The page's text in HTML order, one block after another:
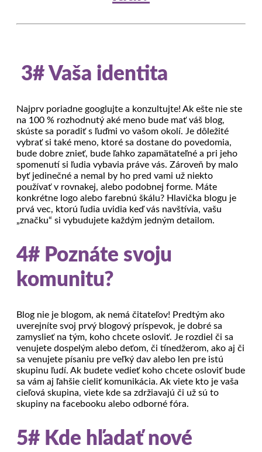
3# Vaša identita
Najprv poriadne googlujte a konzultujte! Ak ešte nie ste
na 100 % rozhodnutý aké meno bude mať váš blog,
skúste sa poradiť s ľuďmi vo vašom okolí. Je dôležité
vybrať si také meno, ktoré sa dostane do povedomia,
bude dobre znieť, bude ľahko zapamätateľné a pri jeho
spomenutí si ľudia vybavia práve vás. Zároveň by malo
byť jedinečné a nemal by ho pred vami už niekto
používať v rovnakej, alebo podobnej forme. Máte
konkrétne logo alebo farebnú škálu? Hlavička blogu je
prvá vec, ktorú ľudia uvidia keď vás navštívia, vašu
„značku“ si vybudujete každým jedným detailom.
4# Poznáte svoju
komunitu?
Blog nie je blogom, ak nemá čitateľov! Predtým ako
uverejníte svoj prvý blogový príspevok, je dobré sa
zamyslieť na tým, koho chcete osloviť. Je rozdiel či sa
venujete dospelým alebo deťom, či tínedžerom, ako aj či
sa venujete písaniu pre veľký dav alebo len pre istú
skupinu ľudí. Ak budete vedieť koho chcete osloviť bude
sa vám aj ľahšie cieliť komunikácia. Ak viete kto je vaša
cieľová skupina, viete kde sa zdržiavajú či už sú to
skupiny na facebooku alebo odborné fóra.
5# Kde hľadať nové